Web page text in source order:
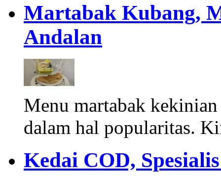
Martabak Kubang,
Andalan
Menu martabak
dalam hal popularitas.
Kedai COD,